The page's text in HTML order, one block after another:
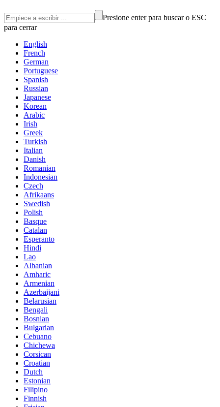
Presione enter para buscar o ESC
para cerrar
English
French
German
Portuguese
Spanish
Russian
Japanese
Korean
Arabic
Irish
Greek
Turkish
Italian
Danish
Romanian
Indonesian
Czech
Afrikaans
Swedish
Polish
Basque
Catalan
Esperanto
Hindi
Lao
Albanian
Amharic
Armenian
Azerbaijani
Belarusian
Bengali
Bosnian
Bulgarian
Cebuano
Chichewa
Corsican
Croatian
Dutch
Estonian
Filipino
Finnish